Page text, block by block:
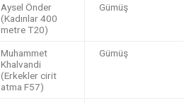
Aysel Önder
(Kadınlar 400
metre T20)
Gümüş
Muhammet
Khalvandi
(Erkekler cirit
atma F57)
Gümüş